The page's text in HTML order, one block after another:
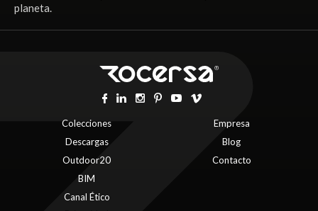
planeta.
Colecciones
Descargas
Outdoor20
BIM
Empresa
Blog
Contacto
Canal Ético